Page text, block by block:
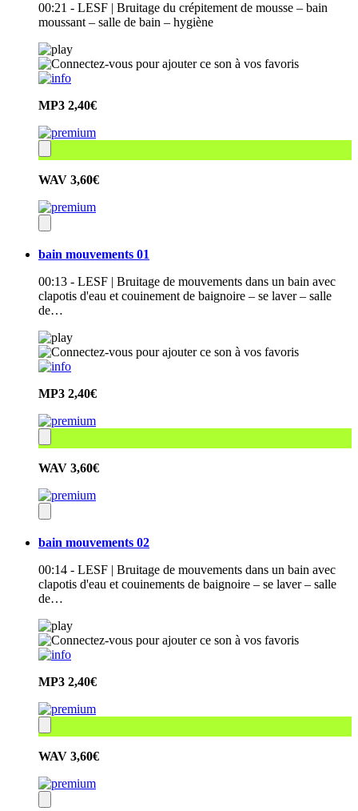
00:21 - LESF | Bruitage du crépitement de mousse – bain
moussant – salle de bain – hygiène
MP3 2,40€
WAV 3,60€
bain mouvements 01
00:13 - LESF | Bruitage de mouvements dans un bain avec
clapotis d'eau et couinement de baignoire – se laver – salle
de…
MP3 2,40€
WAV 3,60€
bain mouvements 02
00:14 - LESF | Bruitage de mouvements dans un bain avec
clapotis d'eau et couinements de baignoire – se laver – salle
de…
MP3 2,40€
WAV 3,60€